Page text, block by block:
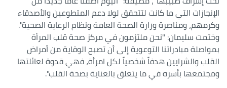
الإنجازات التي ما كانت لتتحقق لولا دعم المتطوعين والأصدقاء
وكرمهم، ومناصرة وزارة الصحة العامة ونظام الرعاية الصحية".
وختمت سليمان: "نحن ملتزمون في مركز صحة قلب المرأة
بمواصلة مبادراتنا التوعوية إلى أن تصبح الوقاية من أمراض
القلب والشرايين هدفاً شخصياً لكل امرأة، فهي قدوة لعائلتها
ومجتمعها بأسره في ما يتعلق بالعناية بصحة القلب".